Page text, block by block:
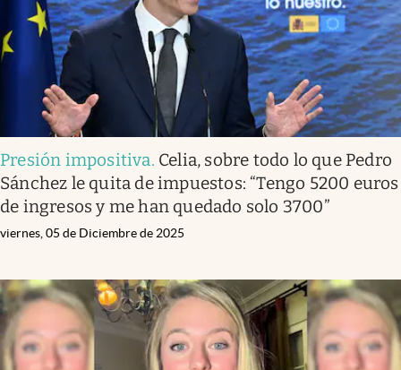
Presión impositiva. Celia, sobre todo lo que Pedro
Sánchez le quita de impuestos: “Tengo 5200 euros
de ingresos y me han quedado solo 3700”
viernes, 05 de Diciembre de 2025